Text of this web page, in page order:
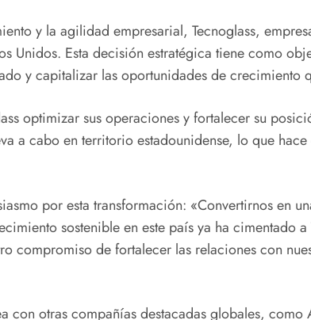
y la agilidad empresarial, Tecnoglass,
Unidos. Esta decisión estratégica tiene como
y capitalizar las oportunidades de crecimiento
optimizar sus operaciones y fortalecer su
a cabo en territorio estadounidense, lo que
por esta transformación: «Convertirnos en
sostenible en este país ya ha cimentado
compromiso de fortalecer las relaciones con
otras compañías destacadas globales, como